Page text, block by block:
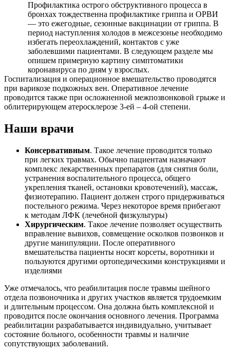
Профилактика острого обструктивного процесса в
бронхах тождественна профилактике гриппа и ОРВИ
— это ежегодные, сезонные вакцинации от гриппа. В
период наступления холодов в межсезонье необходимо
избегать переохлаждений, контактов с уже
заболевшими пациентами. В следующем разделе мы
опишем примерную картину симптоматики
коронавируса по дням у взрослых.
Госпитализация и операционное вмешательство проводятся
при варикозе подкожных вен. Оперативное лечение
проводится также при осложненной межпозвонковой грыже и
облитерирующем атеросклерозе 3-ей – 4-ой степени.
Наши врачи
Консервативным. Такое лечение проводится только
при легких травмах. Обычно пациентам назначают
комплекс лекарственных препаратов (для снятия боли,
устранения воспалительного процесса, общего
укрепления тканей, остановки кровотечений), массаж,
физиотерапию. Пациент должен строго придерживаться
постельного режима. Через некоторое время прибегают
к методам ЛФК (лечебной физкультуры)
Хирургическим. Такое лечение позволяет осуществить
вправление вывихов, совмещение осколков позвонков и
другие манипуляции. После оперативного
вмешательства пациенты носят корсеты, воротники и
пользуются другими ортопедическими конструкциями и
изделиями
Уже отмечалось, что реабилитация после травмы шейного
отдела позвоночника и других участков является трудоемким
и длительным процессом. Она должна быть комплексной и
проводится после окончания основного лечения. Программа
реабилитации разрабатывается индивидуально, учитывает
состояние больного, особенности травмы и наличие
сопутствующих заболеваний.